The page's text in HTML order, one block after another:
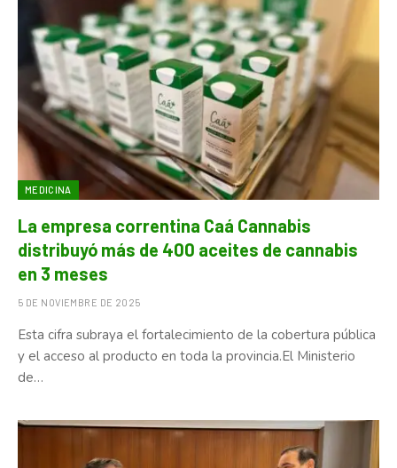
MEDICINA
La empresa correntina Caá Cannabis
distribuyó más de 400 aceites de cannabis
en 3 meses
5 DE NOVIEMBRE DE 2025
Esta cifra subraya el fortalecimiento de la cobertura pública
y el acceso al producto en toda la provincia.El Ministerio
de…